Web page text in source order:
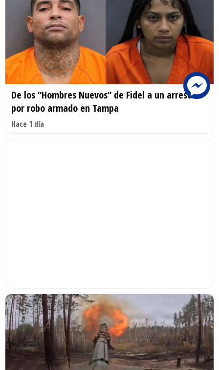
De los “Hombres Nuevos” de Fidel a un arresto
por robo armado en Tampa
Hace 1 día